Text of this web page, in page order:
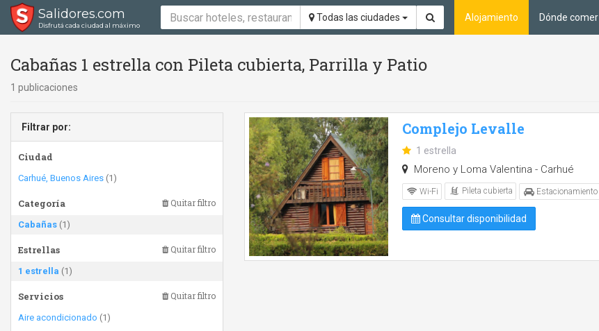
Salidores.com
Disfrutá cada ciudad al máximo
Todas las ciudades Alojamiento Dónde comer
Cabañas 1 estrella con Pileta cubierta, Parrilla y Patio
1 publicaciones
Filtrar por:
Ciudad
Carhué, Buenos Aires (1)
Categoría Quitar filtro
Cabañas (1)
Estrellas Quitar filtro
1 estrella (1)
Servicios Quitar filtro
Aire acondicionado (1)
Complejo Levalle
1 estrella
Moreno y Loma Valentina - Carhué
Wi-Fi Pileta cubierta Estacionamiento
Consultar disponibilidad